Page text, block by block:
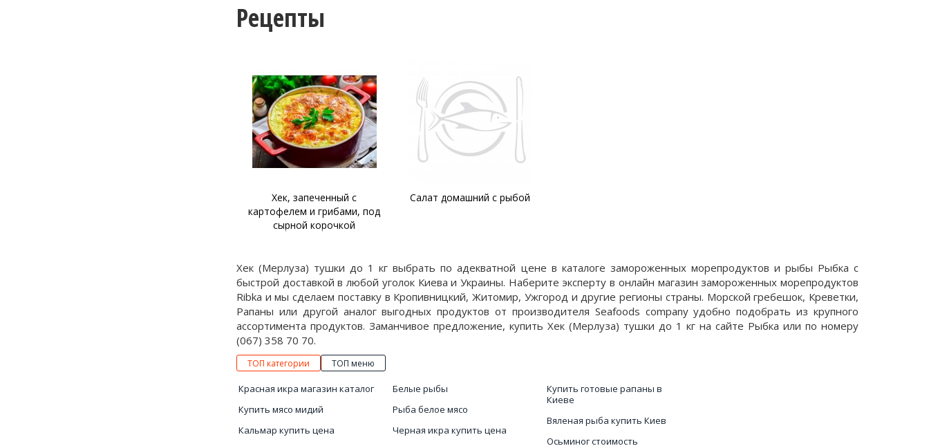
Рецепты
Хек, запеченный с
картофелем и грибами, под
сырной корочкой
Салат домашний с рыбой
Хек (Мерлуза) тушки до 1 кг выбрать по адекватной цене в каталоге замороженных морепродуктов и рыбы Рыбка с
быстрой доставкой в любой уголок Киева и Украины. Наберите эксперту в онлайн магазин замороженных морепродуктов
Ribka и мы сделаем поставку в Кропивницкий, Житомир, Ужгород и другие регионы страны. Морской гребешок, Креветки,
Рапаны или другой аналог выгодных продуктов от производителя Seafoods company удобно подобрать из крупного
ассортимента продуктов. Заманчивое предложение, купить Хек (Мерлуза) тушки до 1 кг на сайте Рыбка или по номеру
(067) 358 70 70.
ТОП категории ТОП меню
Красная икра магазин каталог
Купить мясо мидий
Кальмар купить цена
Белые рыбы
Рыба белое мясо
Черная икра купить цена
Купить готовые рапаны в
Киеве
Вяленая рыба купить Киев
Осьминог стоимость